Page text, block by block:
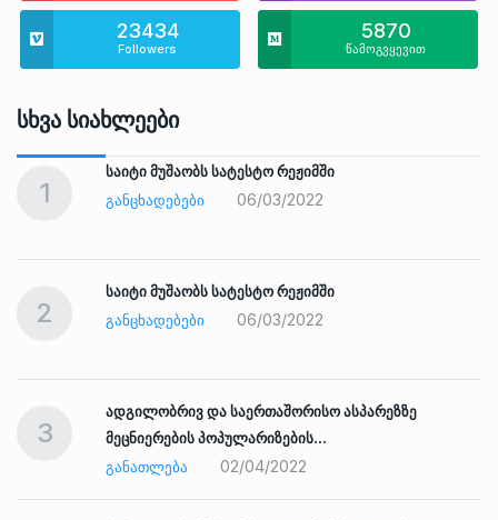
23434
Followers
5870
წამოგვყევით
Სხვა Სიახლეები
1
საიტი მუშაობს სატესტო რეჟიმში
ᲒᲐᲜᲪᲮᲐᲓᲔᲑᲔᲑᲘ
06/03/2022
2
საიტი მუშაობს სატესტო რეჟიმში
ᲒᲐᲜᲪᲮᲐᲓᲔᲑᲔᲑᲘ
06/03/2022
3
ადგილობრივ და საერთაშორისო ასპარეზზე
მეცნიერების პოპულარიზების…
ᲒᲐᲜᲐᲗᲚᲔᲑᲐ
02/04/2022